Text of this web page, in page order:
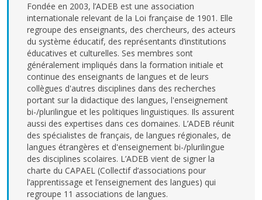
Fondée en 2003, l’ADEB est une association
internationale relevant de la Loi française de 1901. Elle
regroupe des enseignants, des chercheurs, des acteurs
du système éducatif, des représentants d’institutions
éducatives et culturelles. Ses membres sont
généralement impliqués dans la formation initiale et
continue des enseignants de langues et de leurs
collègues d'autres disciplines dans des recherches
portant sur la didactique des langues, l'enseignement
bi-/plurilingue et les politiques linguistiques. Ils assurent
aussi des expertises dans ces domaines. L’ADEB réunit
des spécialistes de français, de langues régionales, de
langues étrangères et d'enseignement bi-/plurilingue
des disciplines scolaires. L’ADEB vient de signer la
charte du CAPAEL (Collectif d’associations pour
l’apprentissage et l’enseignement des langues) qui
regroupe 11 associations de langues.